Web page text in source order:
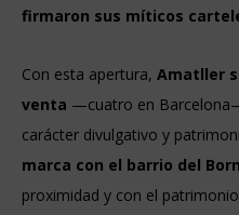
firmaron sus míticos
Con esta apertura, Amatller
venta —cuatro en
carácter divulgativo y
marca con el barrio del
proximidad y con el